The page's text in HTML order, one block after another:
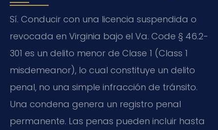
Sí. Conducir con una licencia suspendida o
revocada en Virginia bajo el Va. Code § 46.2-
301 es un delito menor de Clase 1 (Class 1
misdemeanor), lo cual constituye un delito
penal, no una simple infracción de tránsito.
Una condena genera un registro penal
permanente. Las penas pueden incluir hasta